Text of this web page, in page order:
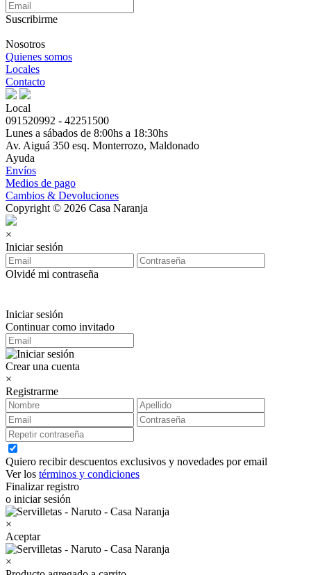
Suscribirme
Nosotros
Quienes somos
Locales
Contacto
Local
091520992 - 42251500
Lunes a sábados de 8:00hs a 18:30hs
Av. Aiguá 350 esq. Monterrozo, Maldonado
Ayuda
Envíos
Medios de pago
Cambios & Devoluciones
Copyright © 2026 Casa Naranja
×
Iniciar sesión
Olvidé mi contraseña
Iniciar sesión
Continuar como invitado
Crear una cuenta
×
Registrarme
Quiero recibir descuentos exclusivos y novedades por email
Ver los términos y condiciones
Finalizar registro
o iniciar sesión
×
Aceptar
×